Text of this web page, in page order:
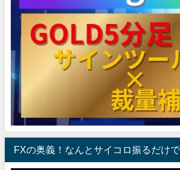
FXの奥義！なんとサイコロ振るだけ